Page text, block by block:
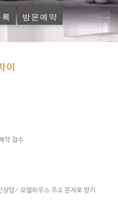
방문예약
이
약 접수
상담/ 모델하우스 주소 문자로 받기